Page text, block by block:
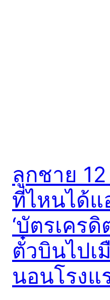
ลูกชาย
ที่ไหนได้แ
‘บัตรเครดิ
ตั๋วบินไปเ
นอนโรงแ